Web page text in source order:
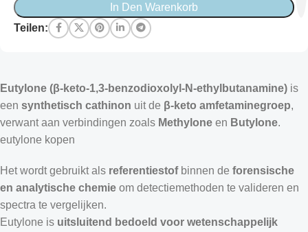
In Den Warenkorb
Teilen:
Eutylone (β-keto-1,3-benzodioxolyl-N-ethylbutanamine) is
een synthetisch cathinon uit de β-keto amfetaminegroep,
verwant aan verbindingen zoals Methylone en Butylone.
eutylone kopen
Het wordt gebruikt als referentiestofbinnen de forensische
en analytische chemie om detectiemethoden te valideren en
spectra te vergelijken.
Eutylone is uitsluitend bedoeld voor wetenschappelijk